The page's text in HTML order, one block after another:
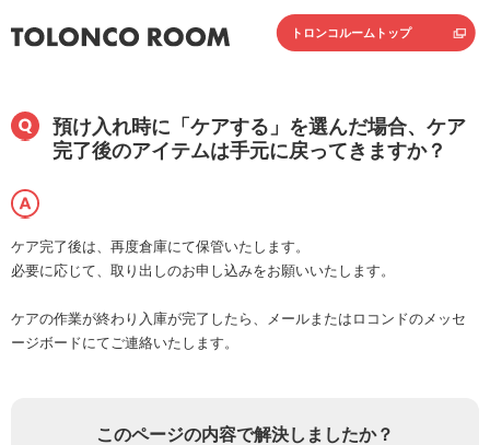
トロンコルームトップ
預け入れ時に「ケアする」を選んだ場合、ケア
完了後のアイテムは手元に戻ってきますか？
ケア完了後は、再度倉庫にて保管いたします。
必要に応じて、取り出しのお申し込みをお願いいたします。
ケアの作業が終わり入庫が完了したら、メールまたはロコンドのメッセ
ージボードにてご連絡いたします。
このページの内容で解決しましたか？